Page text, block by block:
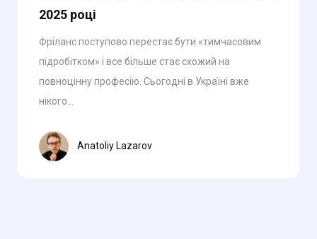
2025 році
Фріланс поступово перестає бути «тимчасовим
підробітком» і все більше стає схожий на
повноцінну професію. Сьогодні в Україні вже
нікого...
Anatoliy Lazarov